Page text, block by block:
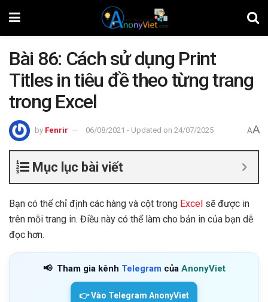
Bài 86: Cách sử dụng Print
Titles in tiêu đề theo từng trang
trong Excel
by Fenrir 06/08/2021 - Updated on 24/07/2025 AA
Mục lục bài viết
Bạn có thể chỉ định các hàng và cột trong Excel sẽ được in
trên mỗi trang in. Điều này có thể làm cho bản in của bạn dễ
đọc hơn.
📢 Tham gia kênh Telegram của AnonyViet
👉 Vào Telegram AnonyViet